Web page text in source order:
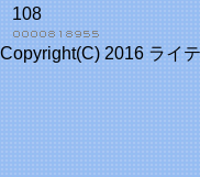
108
Copyright(C) 2016 ライ